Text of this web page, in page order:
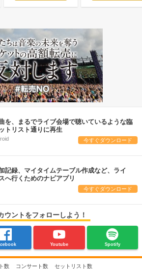
を、まるでライブ会場で聴いているような臨
トリスト通りに再生
今すぐダウンロード
記録、マイタイムテーブル作成など、ライ
へ行くためのナビアプリ
今すぐダウンロード
ウントをフォローしよう！
Youtube Spotify
数 コンサート数 セットリスト数